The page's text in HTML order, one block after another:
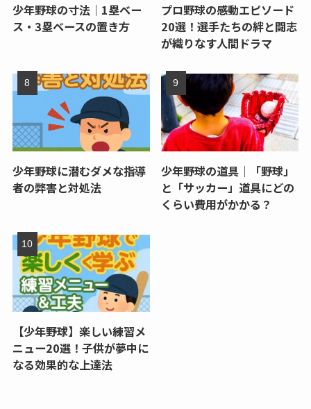
少年野球の寸法｜1塁ベー
ス・3塁ベースの置き方
プロ野球の感動エピソード
20選！選手たちの絆と闘志
が織りなす人間ドラマ
少年野球に潜むダメな指導
者の弊害と対処法
少年野球の道具｜「野球」
と「サッカー」道具にどの
くらい費用がかかる？
【少年野球】楽しい練習メ
ニュー20選！子供が夢中に
なる効果的な上達法